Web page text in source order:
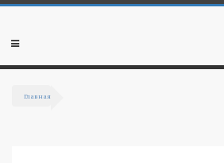
Перейти к основному содержанию
Мобильное
Главная